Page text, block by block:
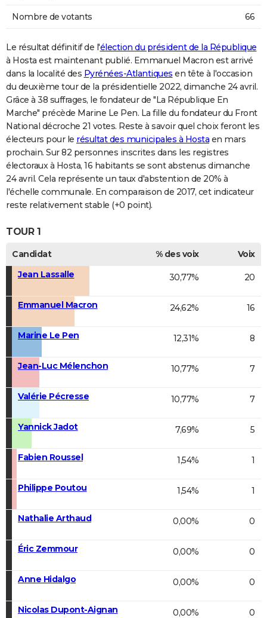
Nombre de votants 66
Le résultat définitif de l'élection du président de la République
à Hosta est maintenant publié. Emmanuel Macron est arrivé
dans la localité des Pyrénées-Atlantiques en tête à l'occasion
du deuxième tour de la présidentielle 2022, dimanche 24 avril.
Grâce à 38 suffrages, le fondateur de "La République En
Marche" précède Marine Le Pen. La fille du fondateur du Front
National décroche 21 votes. Reste à savoir quel choix feront les
électeurs pour le résultat des municipales à Hosta en mars
prochain. Sur 82 personnes inscrites dans les registres
électoraux à Hosta, 16 habitants se sont abstenus dimanche
24 avril. Cela représente un taux d'abstention de 20% à
l'échelle communale. En comparaison de 2017, cet indicateur
reste relativement stable (+0 point).
TOUR 1
Candidat % des voix
Voix
Jean Lassalle
30,77% 20
Emmanuel Macron 24,62% 16
Marine Le Pen 12,31% 8
Jean-Luc Mélenchon 10,77% 7
Valérie Pécresse 10,77% 7
Yannick Jadot 7,69% 5
Fabien Roussel 1,54% 1
Philippe Poutou 1,54% 1
Nathalie Arthaud 0,00% 0
Éric Zemmour 0,00% 0
Anne Hidalgo 0,00% 0
Nicolas Dupont-Aignan 0,00% 0